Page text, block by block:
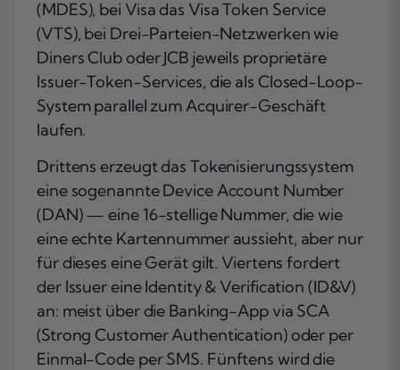
(MDES), bei Visa das Visa Token Service
(VTS), bei Drei-Parteien-Netzwerken wie
Diners Club oder JCB jeweils proprietäre
Issuer-Token-Services, die als Closed-Loop-
System parallel zum Acquirer-Geschäft
laufen.
Drittens erzeugt das Tokenisierungssystem
eine sogenannte Device Account Number
(DAN) — eine 16-stellige Nummer, die wie
eine echte Kartennummer aussieht, aber nur
für dieses eine Gerät gilt. Viertens fordert
der Issuer eine Identity & Verification (ID&V)
an: meist über die Banking-App via SCA
(Strong Customer Authentication) oder per
Einmal-Code per SMS. Fünftens wird die